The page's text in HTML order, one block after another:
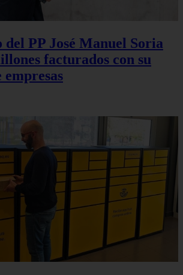
PP José Manuel Soria
facturados con su
empresas